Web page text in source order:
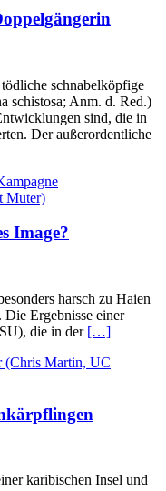
schnabelköpfige
schistosa; Anm. d. Red.)
sind, die in
Der außerordentliche
Image?
harsch zu Haien
Ergebnisse einer
die in der […]
karibischen Insel und